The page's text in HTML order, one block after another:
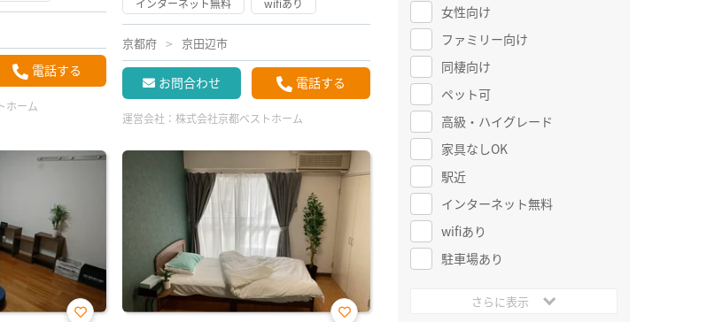
電話する
ホーム
京都府 京田辺市
お問合わせ 電話する
運営会社： 株式会社京都ベストホーム
女性向け
ファミリー向け
同棲向け
ペット可
高級・ハイグレード
家具なしOK
駅近
インターネット無料
wifiあり
駐車場あり
さらに表示